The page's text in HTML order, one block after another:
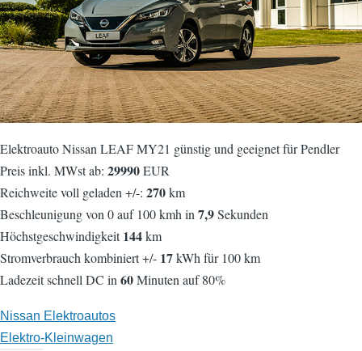
Elektroauto Nissan LEAF MY21 günstig und geeignet für Pendler
Preis inkl. MWst ab: 29990EUR
Reichweite voll geladen +/-: 270km
Beschleunigung von 0 auf 100 kmh in 7,9Sekunden
Höchstgeschwindigkeit144km
Stromverbrauch kombiniert +/- 17kWh für 100 km
Ladezeit schnell DC in 60Minuten auf 80%
Nissan Elektroautos
Elektro-Kleinwagen